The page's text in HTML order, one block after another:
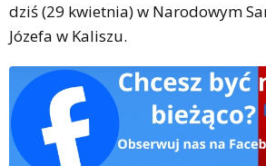
dziś (29 kwietnia) w Narodowym
Józefa w Kaliszu.